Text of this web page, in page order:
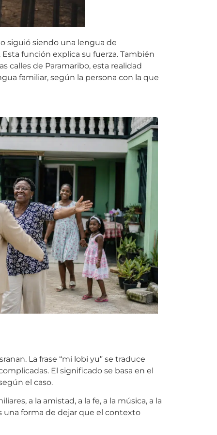
siguió siendo una lengua de
función explica su fuerza. También
calles de Paramaribo, esta realidad
familiar, según la persona con la que
La frase “mi lobi yu” se traduce
El significado se basa en el
el caso.
a la amistad, a la fe, a la música, a la
una forma de dejar que el contexto